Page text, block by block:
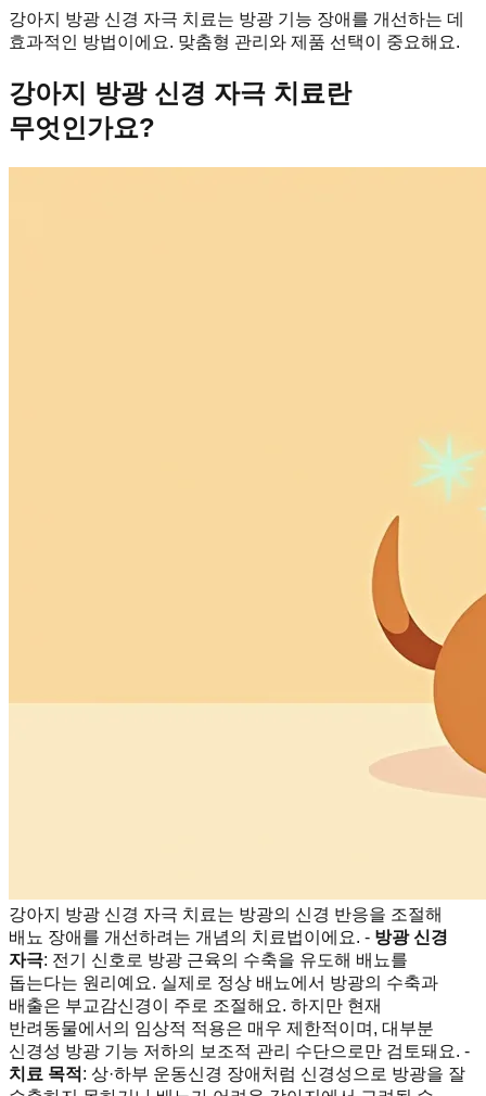
강아지 방광 신경 자극 치료는 방광 기능 장애를 개선하는 데
효과적인 방법이에요. 맞춤형 관리와 제품 선택이 중요해요.
강아지 방광 신경 자극 치료란
무엇인가요?
강아지 방광 신경 자극 치료는 방광의 신경 반응을 조절해
배뇨 장애를 개선하려는 개념의 치료법이에요. - 방광 신경
자극: 전기 신호로 방광 근육의 수축을 유도해 배뇨를
돕는다는 원리예요. 실제로 정상 배뇨에서 방광의 수축과
배출은 부교감신경이 주로 조절해요. 하지만 현재
반려동물에서의 임상적 적용은 매우 제한적이며, 대부분
신경성 방광 기능 저하의 보조적 관리 수단으로만 검토돼요. -
치료 목적 : 상·하부 운동신경 장애처럼 신경성으로 방광을 잘